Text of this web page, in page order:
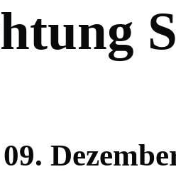
htung S
09. Dezembe